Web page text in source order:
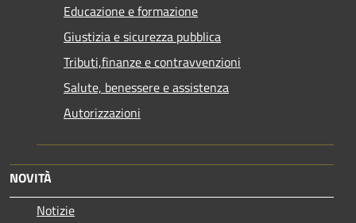
Educazione e formazione
Giustizia e sicurezza pubblica
Tributi,finanze e contravvenzioni
Salute, benessere e assistenza
Autorizzazioni
NOVITÀ
Notizie